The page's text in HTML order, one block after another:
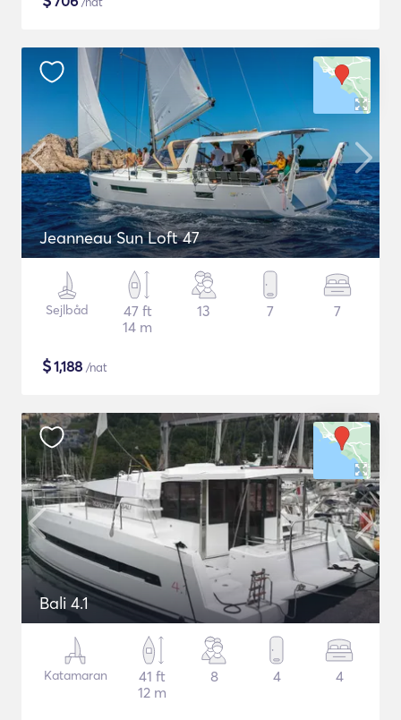
Jeanneau Sun Loft 47
Sejlbåd
47 ft
14 m
13 7 7
$1,188 /nat
Bali 4.1
Katamaran
41 ft
12 m
8 4 4